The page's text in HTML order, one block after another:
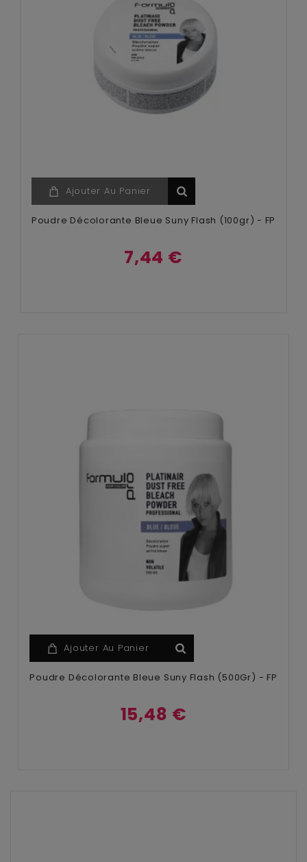
Ajouter Au Panier
Poudre Décolorante Bleue Suny Flash (100gr) - FP
7,44 €
Ajouter Au Panier
Poudre Décolorante Bleue Suny Flash (500Gr) - FP
15,48 €